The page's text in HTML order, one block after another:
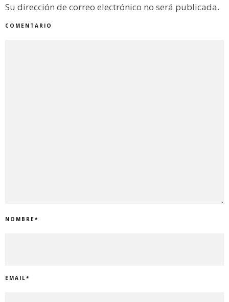
Su dirección de correo electrónico no será publicada.
COMENTARIO
NOMBRE*
EMAIL*